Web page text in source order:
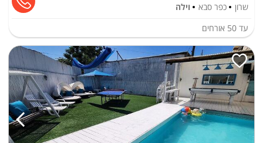
שרון כפר סבא
וילה
עד 50 אורחים